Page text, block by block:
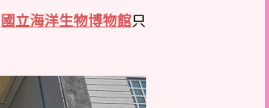
國立海洋生物博物館只